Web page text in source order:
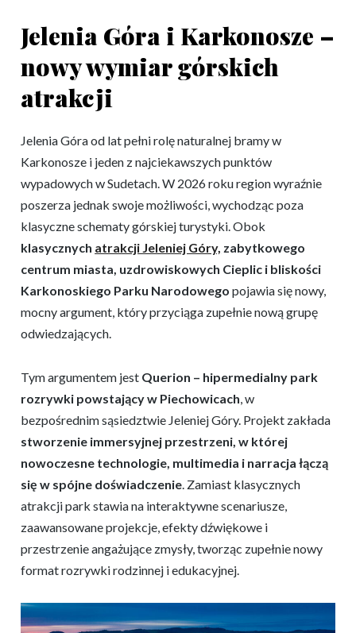
Jelenia Góra i Karkonosze –
nowy wymiar górskich
atrakcji
Jelenia Góra od lat pełni rolę naturalnej bramy w
Karkonosze i jeden z najciekawszych punktów
wypadowych w Sudetach. W 2026 roku region wyraźnie
poszerza jednak swoje możliwości, wychodząc poza
klasyczne schematy górskiej turystyki. Obok
klasycznych atrakcji Jeleniej Góry, zabytkowego
centrum miasta, uzdrowiskowych Cieplic i bliskości
Karkonoskiego Parku Narodowegopojawia się nowy,
mocny argument, który przyciąga zupełnie nową grupę
odwiedzających.
Tym argumentem jest Querion – hipermedialny park
rozrywki powstający w Piechowicach, w
bezpośrednim sąsiedztwie Jeleniej Góry. Projekt zakłada
stworzenie immersyjnej przestrzeni, w której
nowoczesne technologie, multimedia i narracja łączą
się w spójne doświadczenie. Zamiast klasycznych
atrakcji park stawia na interaktywne scenariusze,
zaawansowane projekcje, efekty dźwiękowe i
przestrzenie angażujące zmysły, tworząc zupełnie nowy
format rozrywki rodzinnej i edukacyjnej.